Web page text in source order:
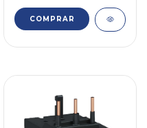
COMPRAR